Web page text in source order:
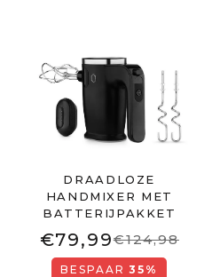
DRAADLOZE
HANDMIXER MET
BATTERIJPAKKET
€79,99€124,98
BESPAAR35%